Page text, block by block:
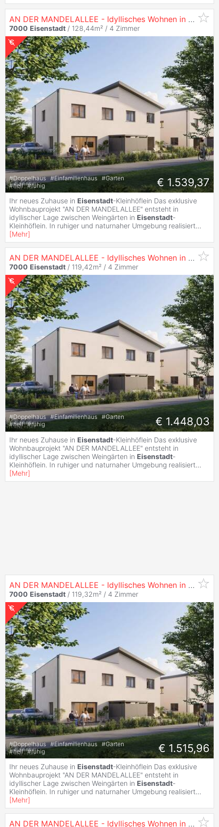
AN DER MANDELALLEE - Idyllisches Wohnen in Miete mit Kaufoption | provisionsfrei
7000 Eisenstadt / 128,44m² / 4 Zimmer
#Doppelhaus #Einfamilienhaus #Garten
#hell #ruhig € 1.539,37
Ihr neues Zuhause in Eisenstadt-Kleinhöflein Das exklusive
Wohnbauprojekt "AN DER MANDELALLEE" entsteht in
idyllischer Lage zwischen Weingärten in Eisenstadt-
Kleinhöflein. In ruhiger und naturnaher Umgebung realisiert...
[Mehr]
AN DER MANDELALLEE - Idyllisches Wohnen in Miete mit Kaufoption | provisionsfrei
7000 Eisenstadt / 119,42m² / 4 Zimmer
#Doppelhaus #Einfamilienhaus #Garten
#hell #ruhig € 1.448,03
Ihr neues Zuhause in Eisenstadt-Kleinhöflein Das exklusive
Wohnbauprojekt "AN DER MANDELALLEE" entsteht in
idyllischer Lage zwischen Weingärten in Eisenstadt-
Kleinhöflein. In ruhiger und naturnaher Umgebung realisiert...
[Mehr]
AN DER MANDELALLEE - Idyllisches Wohnen in Miete mit Kaufoption | provisionsfrei
7000 Eisenstadt / 119,32m² / 4 Zimmer
#Doppelhaus #Einfamilienhaus #Garten
#hell #ruhig € 1.515,96
Ihr neues Zuhause in Eisenstadt-Kleinhöflein Das exklusive
Wohnbauprojekt "AN DER MANDELALLEE" entsteht in
idyllischer Lage zwischen Weingärten in Eisenstadt-
Kleinhöflein. In ruhiger und naturnaher Umgebung realisiert...
[Mehr]
AN DER MANDELALLEE - Idyllisches Wohnen in Miete mit Kaufoption | provisionsfrei